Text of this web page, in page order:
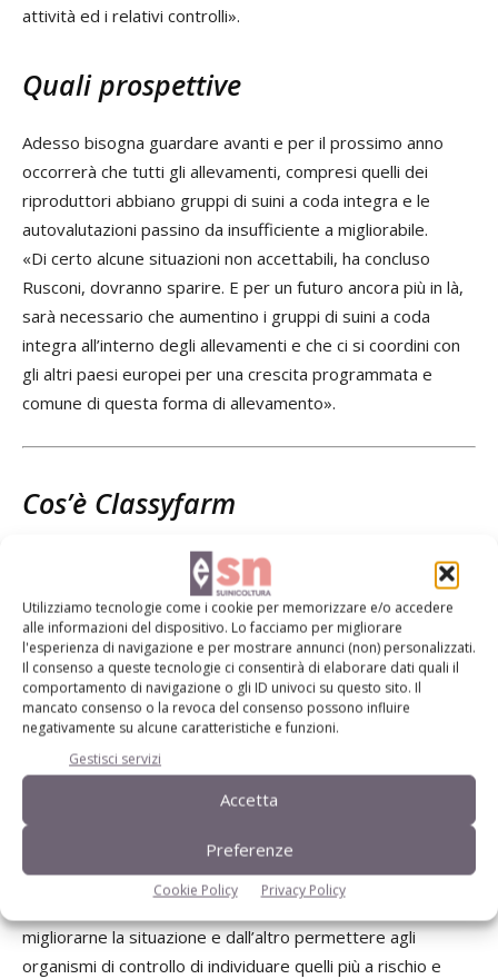
Utilizziamo tecnologie come i cookie per memorizzare e/o accedere
alle informazioni del dispositivo. Lo facciamo per migliorare
l'esperienza di navigazione e per mostrare annunci (non) personalizzati.
Il consenso a queste tecnologie ci consentirà di elaborare dati quali il
comportamento di navigazione o gli ID univoci su questo sito. Il
mancato consenso o la revoca del consenso possono influire
negativamente su alcune caratteristiche e funzioni.
Gestisci servizi
Accetta
Preferenze
Cookie Policy Privacy Policy
attività ed i relativi controlli».
Quali prospettive
Adesso bisogna guardare avanti e per il prossimo anno
occorrerà che tutti gli allevamenti, compresi quelli dei
riproduttori abbiano gruppi di suini a coda integra e le
autovalutazioni passino da insufficiente a migliorabile.
«Di certo alcune situazioni non accettabili, ha concluso
Rusconi, dovranno sparire. E per un futuro ancora più in là,
sarà necessario che aumentino i gruppi di suini a coda
integra all’interno degli allevamenti e che ci si coordini con
gli altri paesi europei per una crescita programmata e
comune di questa forma di allevamento».
Cos’è Classyfarm
Classyfarm é un sistema messo a punto dal Ministero della
Salute dietro specifiche indicazioni dell’Unione europea per
classificare gli allevamenti all’interno di uno schema preciso
in grado di evidenziarne le criticità e che deve essere
costruito con l’aiuto dell’allevatore e del veterinario
aziendale. L’obiettivo finale è di avere una
“categorizzazione “ degli allevamenti in funzione di diverse
caratteristiche che consentano di effettuare una loro
valutazione del rischio in funzione del benessere animale e
delle misure di prevenzione sanitarie come la biosicurezza.
Classyfarm riveste una duplice funzione: da un lato
consentire all’allevatore di conoscere con precisione i punti
migliorarne la situazione e dall’altro permettere agli
organismi di controllo di individuare quelli più a rischio e